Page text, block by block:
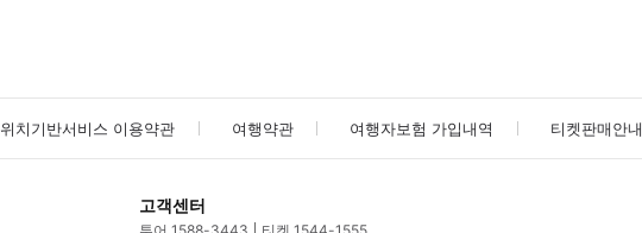
위치기반서비스 이용약관 여행약관 여행자보험 가입내역 티켓판매안내
고객센터